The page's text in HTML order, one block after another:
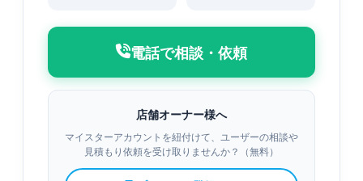
電話で相談・依頼
店舗オーナー様へ
マイスターアカウントを紐付けて、ユーザーの相談や
見積もり依頼を受け取りませんか？（無料）